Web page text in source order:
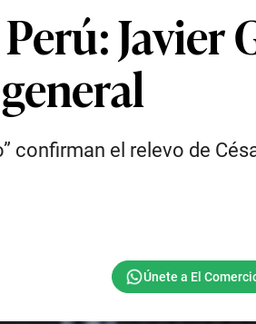
Javier
confirman el relevo de